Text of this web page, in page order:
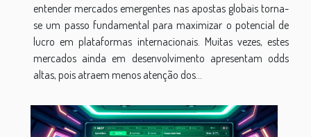
entender mercados emergentes nas apostas globais torna-
se um passo fundamental para maximizar o potencial de
lucro em plataformas internacionais. Muitas vezes, estes
mercados ainda em desenvolvimento apresentam odds
altas, pois atraem menos atenção dos...